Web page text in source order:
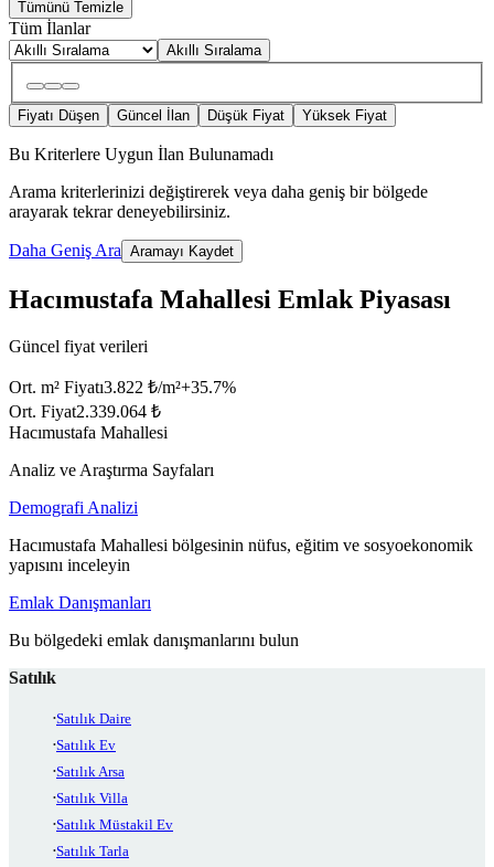
Tümünü Temizle
Tüm İlanlar
Akıllı Sıralama
Fiyatı Düşen Güncel İlan Düşük Fiyat Yüksek Fiyat
Bu Kriterlere Uygun İlan Bulunamadı
Arama kriterlerinizi değiştirerek veya daha geniş bir bölgede
arayarak tekrar deneyebilirsiniz.
Daha Geniş Ara Aramayı Kaydet
Hacımustafa Mahallesi Emlak Piyasası
Güncel fiyat verileri
Ort. m² Fiyatı3.822 ₺/m²+35.7%
Ort. Fiyat2.339.064 ₺
Hacımustafa Mahallesi
Analiz ve Araştırma Sayfaları
Demografi Analizi
Hacımustafa Mahallesi bölgesinin nüfus, eğitim ve sosyoekonomik
yapısını inceleyin
Emlak Danışmanları
Bu bölgedeki emlak danışmanlarını bulun
Satılık
Satılık Daire
Satılık Ev
Satılık Arsa
Satılık Villa
Satılık Müstakil Ev
Satılık Tarla